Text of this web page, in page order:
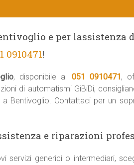
e per lassistenza
0910471!
, disponibile al 051 0910471,
di automatismi GiBiDi,
Bentivoglio. Contattaci per un
e riparazioni
servizi generici o intermediari,